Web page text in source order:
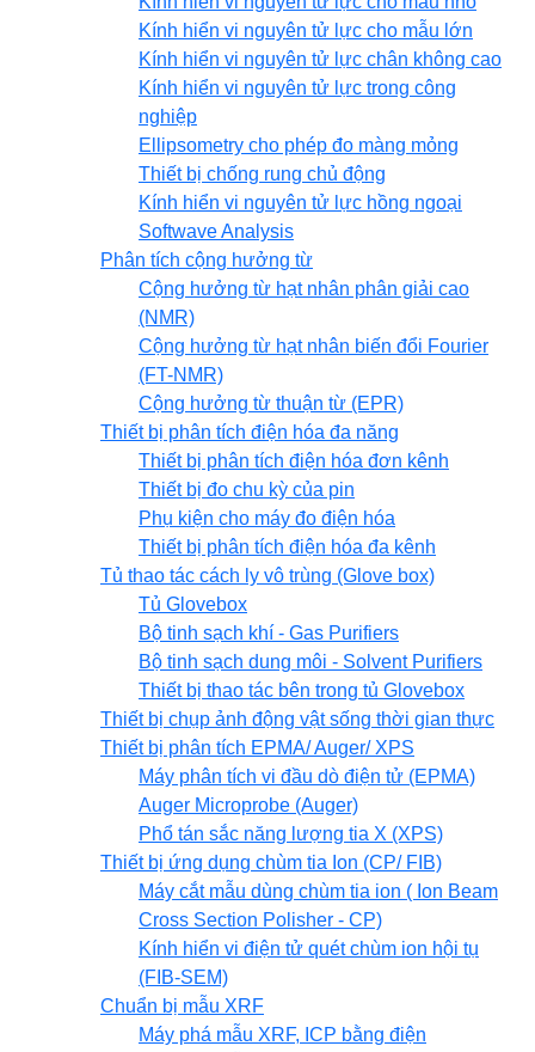
Kính hiển vi nguyên tử lực cho mẫu lớn
Kính hiển vi nguyên tử lực chân không cao
Kính hiển vi nguyên tử lực trong công
nghiệp
Ellipsometry cho phép đo màng mỏng
Thiết bị chống rung chủ động
Kính hiển vi nguyên tử lực hồng ngoại
Softwave Analysis
Phân tích cộng hưởng từ
Cộng hưởng từ hạt nhân phân giải cao
(NMR)
Cộng hưởng từ hạt nhân biến đổi Fourier
(FT-NMR)
Cộng hưởng từ thuận từ (EPR)
Thiết bị phân tích điện hóa đa năng
Thiết bị phân tích điện hóa đơn kênh
Thiết bị đo chu kỳ của pin
Phụ kiện cho máy đo điện hóa
Thiết bị phân tích điện hóa đa kênh
Tủ thao tác cách ly vô trùng (Glove box)
Tủ Glovebox
Bộ tinh sạch khí - Gas Purifiers
Bộ tinh sạch dung môi - Solvent Purifiers
Thiết bị thao tác bên trong tủ Glovebox
Thiết bị chụp ảnh động vật sống thời gian thực
Thiết bị phân tích EPMA/ Auger/ XPS
Máy phân tích vi đầu dò điện tử (EPMA)
Auger Microprobe (Auger)
Phổ tán sắc năng lượng tia X (XPS)
Thiết bị ứng dụng chùm tia Ion (CP/ FIB)
Máy cắt mẫu dùng chùm tia ion ( Ion Beam
Cross Section Polisher - CP)
Kính hiển vi điện tử quét chùm ion hội tụ
(FIB-SEM)
Chuẩn bị mẫu XRF
Máy phá mẫu XRF, ICP bằng điện